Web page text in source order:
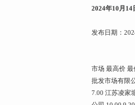
2024年10月
发布日期：
市场 最高价
批发市场有限
7.00 江苏凌家